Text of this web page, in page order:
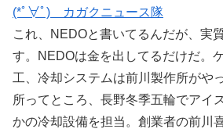
(*ﾟ∀ﾟ)ゞカガクニュース隊
これ、NEDOと書いてるんだが、実
す。NEDOは金を出してるだけだ。
工、冷却システムは前川製作所がや
所ってところ、長野冬季五輪でアイ
かの冷却設備を担当。創業者の前川